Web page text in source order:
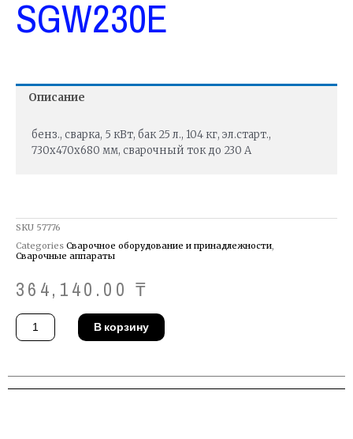
SGW230E
Описание
бенз., сварка, 5 кВт, бак 25 л., 104 кг, эл.старт.,
730х470х680 мм, сварочный ток до 230 А
SKU 57776
Categories Сварочное оборудование и принадлежности,
Сварочные аппараты
364,140.00₸
Количество
товара
Сварочный
В корзину